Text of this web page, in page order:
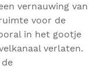
vernauwing van
voor de
in het gootje
verlaten.